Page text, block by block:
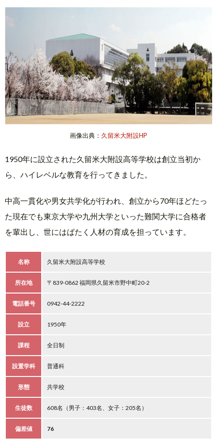
画像出典： 久留米大附設HP
1950年に設立された久留米大附設高等学校は創立当初か
ら、ハイレベルな教育を行ってきました。
中高一貫化や男女共学化が行われ、創立から70年ほどたっ
た現在でも東京大学や九州大学といった難関大学に合格者
を輩出し、世にはばたく人材の育成を担っています。
名称 久留米大附設高等学校
所在地 〒839-0862 福岡県久留米市野中町20-2
電話番号 0942-44-2222
設立 1950年
課程 全日制
設置学科 普通科
形態 共学校
生徒数 608名（男子：403名、女子：205名）
偏差値 76